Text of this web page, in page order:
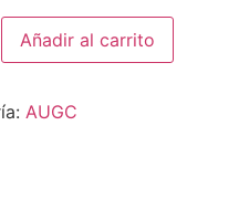
Añadir al carrito
AUGC